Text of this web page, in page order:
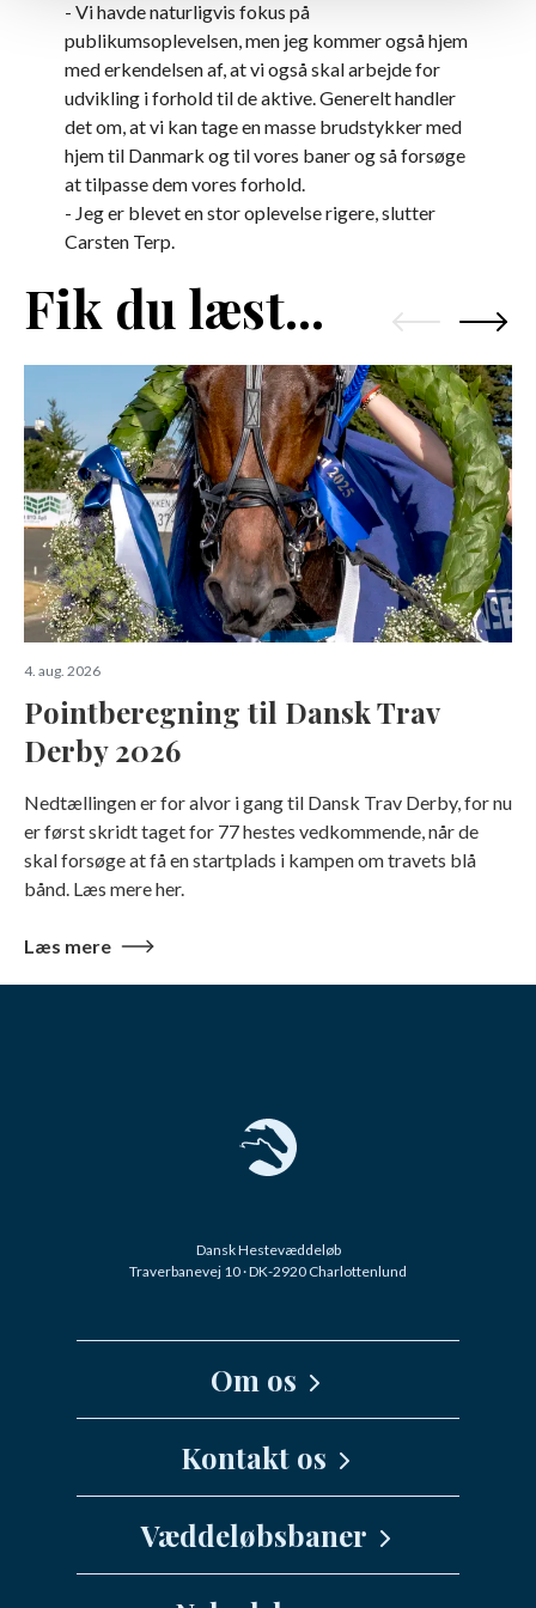
- Vi havde naturligvis fokus på
publikumsoplevelsen, men jeg kommer også hjem
med erkendelsen af, at vi også skal arbejde for
udvikling i forhold til de aktive. Generelt handler
det om, at vi kan tage en masse brudstykker med
hjem til Danmark og til vores baner og så forsøge
at tilpasse dem vores forhold.
- Jeg er blevet en stor oplevelse rigere, slutter
Carsten Terp.
Fik du læst...
4. aug. 2026
Pointberegning til Dansk Trav
Derby 2026
Nedtællingen er for alvor i gang til Dansk Trav Derby, for nu
er først skridt taget for 77 hestes vedkommende, når de
skal forsøge at få en startplads i kampen om travets blå
bånd. Læs mere her.
Læs mere
Dansk Hestevæddeløb
Traverbanevej 10 · DK-2920 Charlottenlund
Om os
Kontakt os
info@danskhv.dk
Væddeløbsbaner